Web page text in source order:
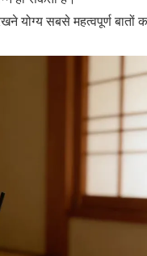
योग्य सबसे महत्वपूर्ण